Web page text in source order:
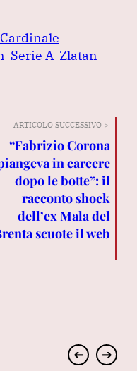
Serie A Zlatan
ARTICOLO SUCCESSIVO >
“Fabrizio Corona
in carcere
dopo le botte”: il
racconto shock
dell’ex Mala del
scuote il web
➔ ➔